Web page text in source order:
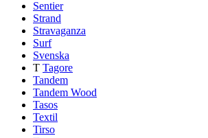
Sentier
Strand
Stravaganza
Surf
Svenska
T Tagore
Tandem
Tandem Wood
Tasos
Textil
Tirso